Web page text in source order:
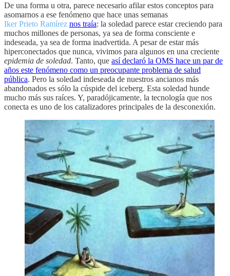
De una forma u otra, parece necesario afilar estos conceptos para
asomarnos a ese fenómeno que hace unas semanas
Iker Prieto Ramírez nos traía: la soledad parece estar creciendo para
muchos millones de personas, ya sea de forma consciente e
indeseada, ya sea de forma inadvertida. A pesar de estar más
hiperconectados que nunca, vivimos para algunos en una creciente
epidemia de soledad. Tanto, que así declaró la OMS hace un par de
años este fenómeno como un preocupante problema de salud
pública. Pero la soledad indeseada de nuestros ancianos más
abandonados es sólo la cúspide del iceberg. Esta soledad hunde
mucho más sus raíces. Y, paradójicamente, la tecnología que nos
conecta es uno de los catalizadores principales de la desconexión.